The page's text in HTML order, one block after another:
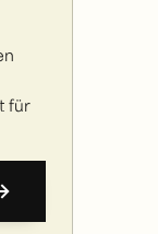
für